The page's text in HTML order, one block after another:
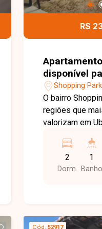
Esta é uma
pronto para
Tubalina.
conhecer
imóvel.
R$
disponível
Shopping
MG
Shopping
O bairro
regiões que
valorizam em
principais vias
com
comércios e
quartos,
2
Dorm.
1
Banho
Cód. 52917